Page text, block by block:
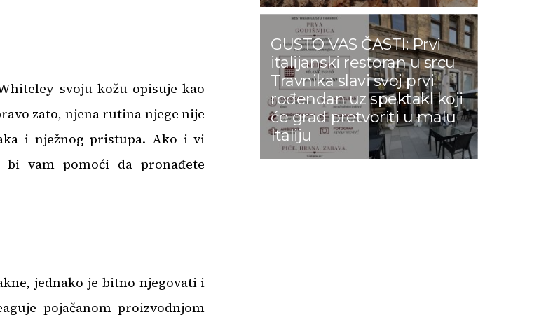
svoju kožu opisuje kao
zato, njena rutina njege nije
i nježnog pristupa. Ako i vi
vam pomoći da pronađete
jednako je bitno njegovati i
pojačanom proizvodnjom
GUSTO VAS ČASTI: Prvi
italijanski restoran u srcu
Travnika slavi svoj prvi
rođendan uz spektakl koji
će grad pretvoriti u malu
Italiju